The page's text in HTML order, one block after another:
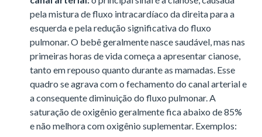
pela mistura de fluxo intracardíaco da direita para a
esquerda e pela redução significativa do fluxo
pulmonar. O bebê geralmente nasce saudável, mas nas
primeiras horas de vida começa a apresentar cianose,
tanto em repouso quanto durante as mamadas. Esse
quadro se agrava com o fechamento do canal arterial e
a consequente diminuição do fluxo pulmonar. A
saturação de oxigênio geralmente fica abaixo de 85%
e não melhora com oxigênio suplementar. Exemplos: